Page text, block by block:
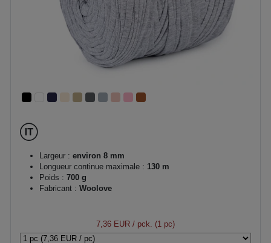
Largeur : environ 8 mm
Longueur continue maximale : 130 m
Poids : 700 g
Fabricant : Woolove
7,36 EUR / pck. (1 pc)